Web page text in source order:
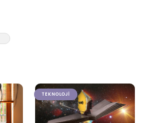
TEKNOLOJI